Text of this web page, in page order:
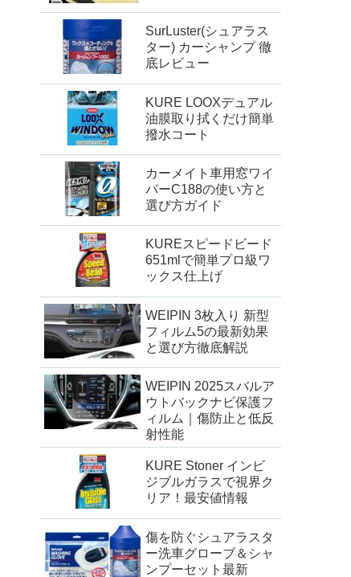
SurLuster(シュアラス
ター) カーシャンプ 徹
底レビュー
KURE LOOXデュアル
油膜取り拭くだけ簡単
撥水コート
カーメイト車用窓ワイ
パーC188の使い方と
選び方ガイド
KUREスピードビード
651mlで簡単プロ級ワ
ックス仕上げ
WEIPIN 3枚入り 新型
フィルム5の最新効果
と選び方徹底解説
WEIPIN 2025スバルア
ウトバックナビ保護フ
ィルム｜傷防止と低反
射性能
KURE Stoner インビ
ジブルガラスで視界ク
リア！最安値情報
傷を防ぐシュアラスタ
ー洗車グローブ＆シャ
ンプーセット最新